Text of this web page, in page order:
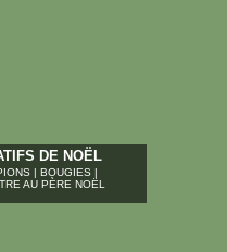
DE NOËL
| BOUGIES |
AU PÈRE NOËL